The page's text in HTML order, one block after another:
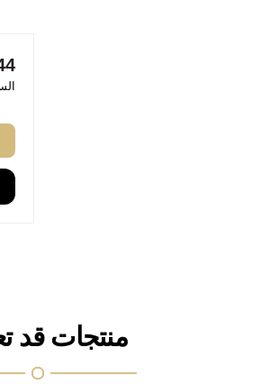
منتجات قد